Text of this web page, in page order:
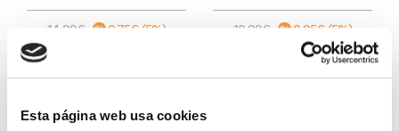
Esta página web usa cookies
14,99€ 0,75€ (5%) 18,99€ 0,95€ (5%)
18,04€